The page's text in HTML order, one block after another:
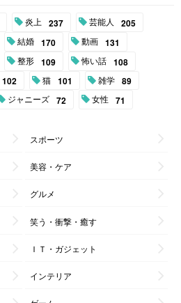
炎上 237 芸能人 205
結婚 170 動画 131
整形 109 怖い話 108
102 猫 101 雑学 89
ジャニーズ 72 女性 71
スポーツ
美容・ケア
グルメ
笑う・衝撃・癒す
ＩＴ・ガジェット
インテリア